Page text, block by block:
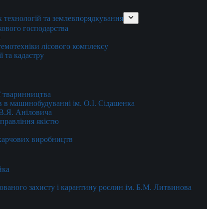
та землевпорядкування
господарства
лісового комплексу
та кадастру
тваринництва
в машинобудуванні ім. О.І. Сідашенка
Аніловича
якістю
виробництв
захисту і карантину рослин ім. Б.М. Литвинова